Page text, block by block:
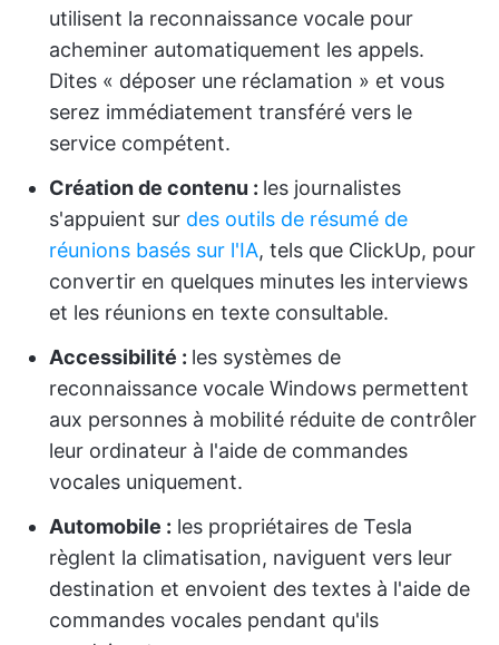
utilisent la reconnaissance vocale pour
acheminer automatiquement les appels.
Dites « déposer une réclamation » et vous
serez immédiatement transféré vers le
service compétent.
Création de contenu : les journalistes
s'appuient sur des outils de résumé de
réunions basés sur l'IA, tels que ClickUp, pour
convertir en quelques minutes les interviews
et les réunions en texte consultable.
Accessibilité : les systèmes de
reconnaissance vocale Windows permettent
aux personnes à mobilité réduite de contrôler
leur ordinateur à l'aide de commandes
vocales uniquement.
Automobile : les propriétaires de Tesla
règlent la climatisation, naviguent vers leur
destination et envoient des textes à l'aide de
commandes vocales pendant qu'ils